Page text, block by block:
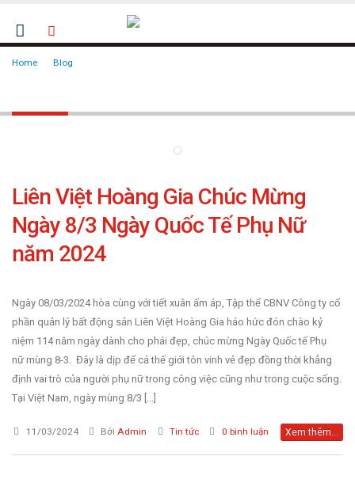
Home Blog
Liên Việt Hoàng Gia Chúc Mừng
Ngày 8/3 Ngày Quốc Tế Phụ Nữ
năm 2024
Ngày 08/03/2024 hòa cùng với tiết xuân ấm áp, Tập thể CBNV Công ty cổ
phần quản lý bất động sản Liên Việt Hoàng Gia háo hức đón chào kỷ
niệm 114 năm ngày dành cho phái đẹp, chúc mừng Ngày Quốc tế Phụ
nữ mùng 8-3. Đây là dịp để cả thế giới tôn vinh vẻ đẹp đồng thời khẳng
định vai trò của người phụ nữ trong công việc cũng như trong cuộc sống.
Tại Việt Nam, ngày mùng 8/3 [...]
11/03/2024 Bởi Admin Tin tức 0 bình luận Xem thêm...